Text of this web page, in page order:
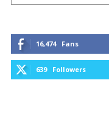
16,474 Fans
639 Followers